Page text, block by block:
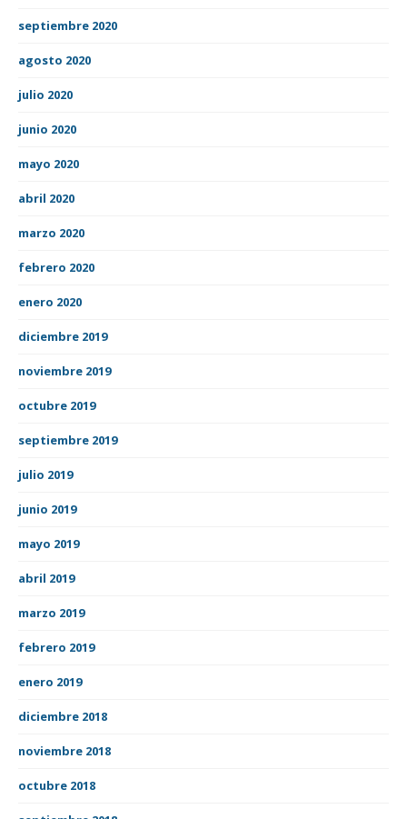
septiembre 2020
agosto 2020
julio 2020
junio 2020
mayo 2020
abril 2020
marzo 2020
febrero 2020
enero 2020
diciembre 2019
noviembre 2019
octubre 2019
septiembre 2019
julio 2019
junio 2019
mayo 2019
abril 2019
marzo 2019
febrero 2019
enero 2019
diciembre 2018
noviembre 2018
octubre 2018